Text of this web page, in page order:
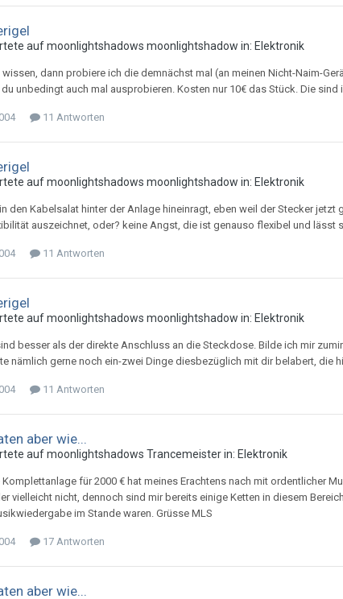
aufmoonlightshadows moonlightshadow in: Elektronik
wissen, dann probiere ich die demnächst mal (an meinen Nicht-Naim-
unbedingt auch mal ausprobieren. Kosten nur 10€ das Stück. Die
11 Antworten
aufmoonlightshadows moonlightshadow in: Elektronik
den Kabelsalat hinter der Anlage hineinragt, eben weil der Stecker
auszeichnet, oder? keine Angst, die ist genauso flexibel und lässt
11 Antworten
aufmoonlightshadows moonlightshadow in: Elektronik
besser als der direkte Anschluss an die Steckdose. Bilde ich mir
nämlich gerne noch ein-zwei Dinge diesbezüglich mit dir belabert, die
11 Antworten
aber wie...
aufmoonlightshadows Trancemeisterin: Elektronik
Komplettanlage für 2000 € hat meines Erachtens nach mit ordentlicher
vielleicht nicht, dennoch sind mir bereits einige Ketten in diesem
im Stande waren. Grüsse MLS
17 Antworten
aber wie...